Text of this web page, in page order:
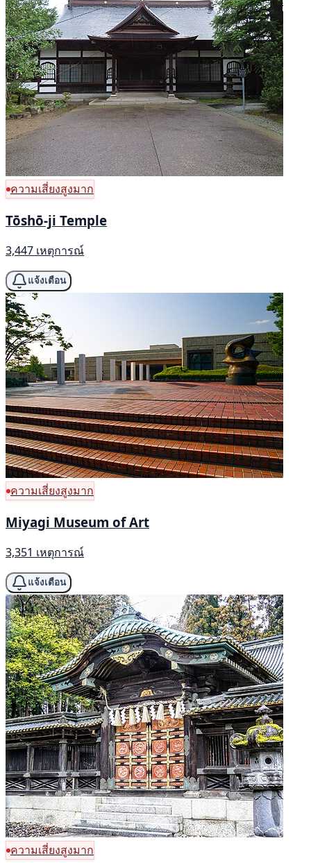
ความเสี่ยงสูงมาก
Tōshō-ji Temple
3,447 เหตุการณ์
แจ้งเตือน
ความเสี่ยงสูงมาก
Miyagi Museum of Art
3,351 เหตุการณ์
แจ้งเตือน
ความเสี่ยงสูงมาก